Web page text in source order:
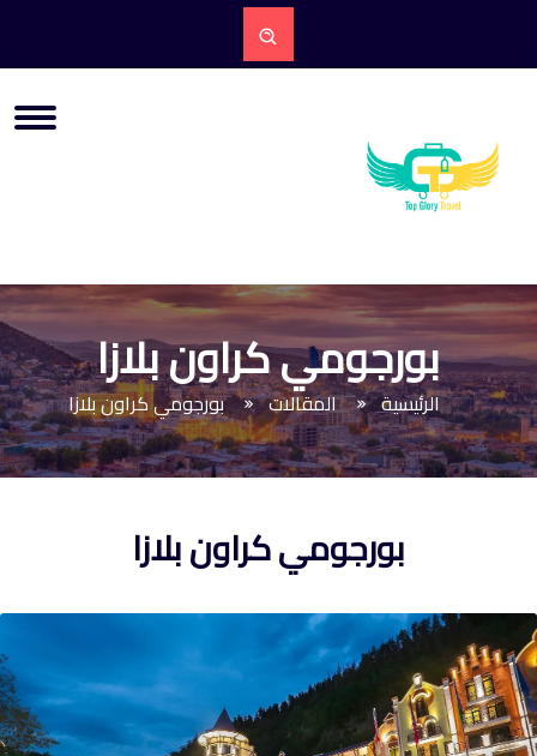
بورجومي كراون بلازا
الرئيسية المقالات بورجومي كراون بلازا
بورجومي كراون بلازا